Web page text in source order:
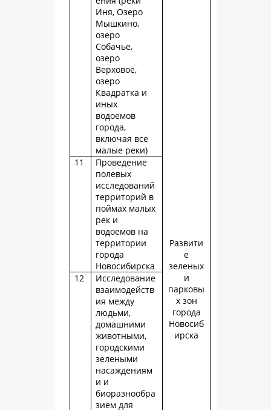
Развити
е
зеленых
и
парковы
х зон
города
Новосиб
ирска
Иня, Озеро
Мышкино,
озеро
Собачье,
озеро
Верховое,
озеро
Квадратка и
иных
водоемов
города,
включая все
малые реки)
11
Проведение
полевых
исследований
территорий в
поймах малых
рек и
водоемов на
территории
города
Новосибирска
12
Исследование
взаимодейств
ия между
людьми,
домашними
животными,
городскими
зелеными
насаждениям
и и
биоразнообра
зием для